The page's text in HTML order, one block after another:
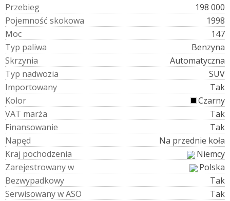
Przebieg
198 000
Pojemność skokowa
1998
Moc
147
Typ paliwa
Benzyna
Skrzynia
Automatyczna
Typ nadwozia
SUV
Importowany
Tak
Kolor
Czarny
VAT marża
Tak
Finansowanie
Tak
Napęd
Na przednie koła
Kraj pochodzenia
Niemcy
Zarejestrowanyw
Polska
Bezwypadkowy
Tak
SerwisowanywASO
Tak